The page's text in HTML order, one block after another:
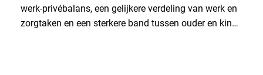
werk-privébalans, een gelijkere verdeling van werk en
zorgtaken en een sterkere band tussen ouder en kind.